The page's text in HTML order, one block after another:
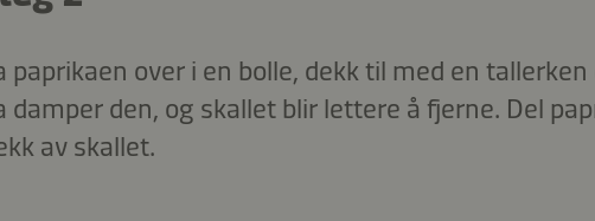
paprikaen over i en bolle, dekk til med en
damper den, og skallet blir lettere å fjerne. Del
av skallet.